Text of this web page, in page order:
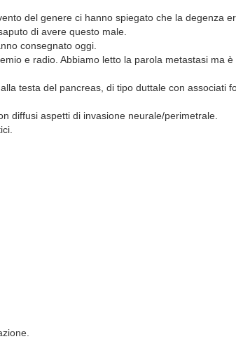
del genere ci hanno spiegato che la degenza
di avere questo male.
consegnato oggi.
e radio. Abbiamo letto la parola metastasi ma è
testa del pancreas, di tipo duttale con associati
diffusi aspetti di invasione neurale/perimetrale.